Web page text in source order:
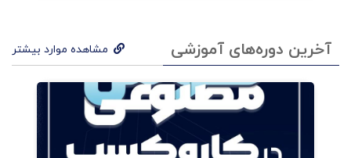
(گفتار 8). فصل دوم: بالندگي ذهني و ارتقاي
مهارتهاي شخصي فصل دوم حاوي 3 گفتار است: 1)
آشنايي با تكنيك مغزنگاري؛ چگونه نقشه‌ي ذهن
خود را ترسيم كنيم؟ 2) بالندگي ذهني و ارتقاي مغز‌
آخرین دوره‌های آموزشی مشاهده موارد بیشتر